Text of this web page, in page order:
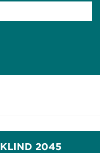
KLIND 2045